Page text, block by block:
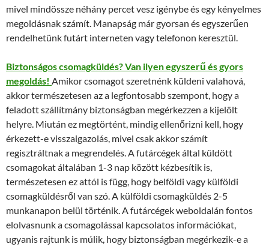
mivel mindössze néhány percet vesz igénybe és egy kényelmes
megoldásnak számít. Manapság már gyorsan és egyszerűen
rendelhetünk futárt interneten vagy telefonon keresztül.
Biztonságos csomagküldés? Van ilyen egyszerű és gyors
megoldás! Amikor csomagot szeretnénk küldeni valahová,
akkor természetesen az a legfontosabb szempont, hogy a
feladott szállítmány biztonságban megérkezzen a kijelölt
helyre. Miután ez megtörtént, mindig ellenőrizni kell, hogy
érkezett-e visszaigazolás, mivel csak akkor számít
regisztráltnak a megrendelés. A futárcégek által küldött
csomagokat általában 1-3 nap között kézbesítik is,
természetesen ez attól is függ, hogy belföldi vagy külföldi
csomagküldésről van szó. A külföldi csomagküldés 2-5
munkanapon belül történik. A futárcégek weboldalán fontos
elolvasnunk a csomagolással kapcsolatos információkat,
ugyanis rajtunk is múlik, hogy biztonságban megérkezik-e a